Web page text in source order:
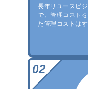
長年リユースビ
で、管理コスト
た管理コストは